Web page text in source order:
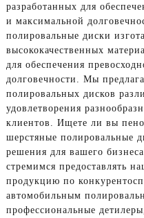
разработанных для
и максимальной
полировальные диски
высококачественных
для обеспечения
долговечности. Мы
полировальных дисков
удовлетворения
клиентов. Ищете ли вы
шерстяные полировальные
решения для вашего
стремимся предоставлять
продукцию по
автомобильным
профессиональные